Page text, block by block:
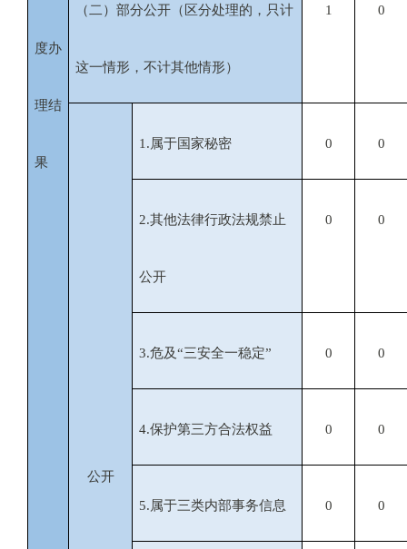
度办
理结
果
（二）部分公开（区分处理的，只计
这一情形，不计其他情形）
1 0
公开
1.属于国家秘密 0 0
2.其他法律行政法规禁止
公开
0 0
3.危及“三安全一稳定” 0 0
4.保护第三方合法权益 0 0
5.属于三类内部事务信息 0 0